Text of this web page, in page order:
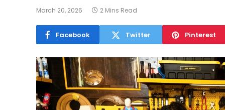
March 20, 2026 2 Mins Read
Facebook Twitter Pinterest